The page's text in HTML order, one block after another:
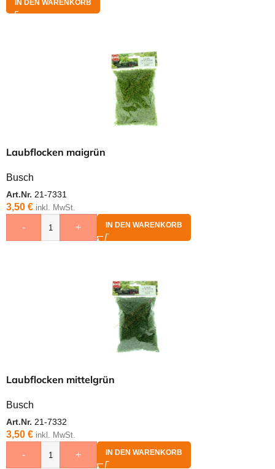
IN DEN WARENKORB
Laubflocken maigrün
Busch
Art.Nr. 21-7331
3,50 € inkl. MwSt.
- + IN DEN WARENKORB
Laubflocken mittelgrün
Busch
Art.Nr. 21-7332
3,50 € inkl. MwSt.
- + IN DEN WARENKORB